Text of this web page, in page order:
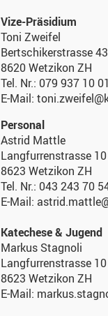
Vize-Präsidium
Toni Zweifel
Bertschikerstrasse 43
8620 Wetzikon ZH
Tel. Nr.: 079 937 10 01
E-Mail:
Personal
Astrid Mattle
Langfurrenstrasse 10
8623 Wetzikon ZH
Tel. Nr.: 043 243 70
E-Mail:
Katechese & Jugend
Markus Stagnoli
Langfurrenstrasse 10
8623 Wetzikon ZH
E-Mail: